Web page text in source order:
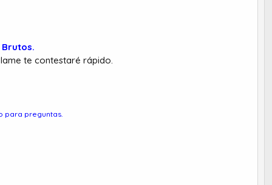
Brutos.
te contestaré rápido.
para preguntas.